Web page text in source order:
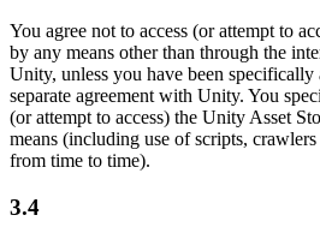
You agree not to access (or attempt to
by any means other than through the
Unity, unless you have been
separate agreement with Unity. You
(or attempt to access) the Unity Asset
means (including use of scripts,
from time to time).
3.4